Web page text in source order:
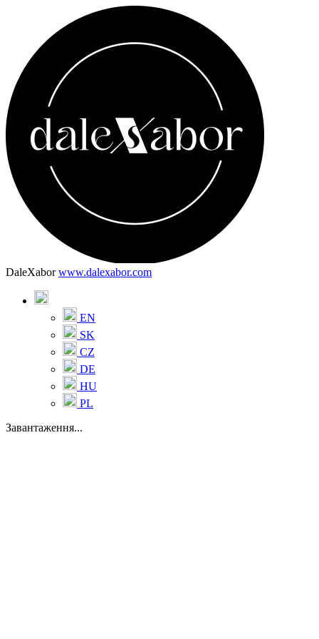
DaleXabor www.dalexabor.com
EN
SK
CZ
DE
HU
PL
Завантаження...